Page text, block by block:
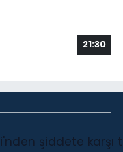
21:30